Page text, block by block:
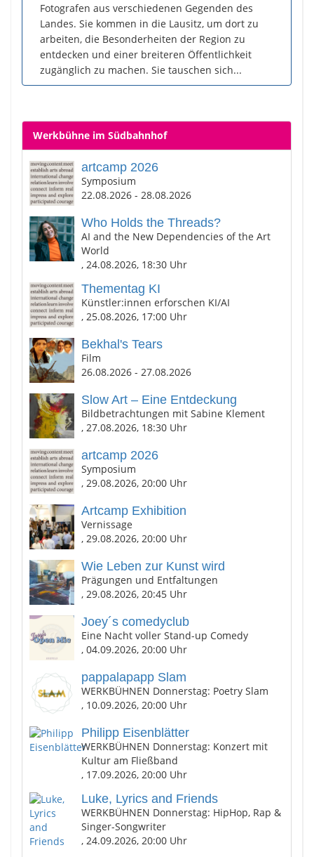
Fotografen aus verschiedenen Gegenden des
Landes. Sie kommen in die Lausitz, um dort zu
arbeiten, die Besonderheiten der Region zu
entdecken und einer breiteren Öffentlichkeit
zugänglich zu machen. Sie tauschen sich...
Werkbühne im Südbahnhof
artcamp 2026
Symposium
22.08.2026 - 28.08.2026
Who Holds the Threads?
AI and the New Dependencies of the Art
World
, 24.08.2026, 18:30 Uhr
Thementag KI
Künstler:innen erforschen KI/AI
, 25.08.2026, 17:00 Uhr
Bekhal's Tears
Film
26.08.2026 - 27.08.2026
Slow Art – Eine Entdeckung
Bildbetrachtungen mit Sabine Klement
, 27.08.2026, 18:30 Uhr
artcamp 2026
Symposium
, 29.08.2026, 20:00 Uhr
Artcamp Exhibition
Vernissage
, 29.08.2026, 20:00 Uhr
Wie Leben zur Kunst wird
Prägungen und Entfaltungen
, 29.08.2026, 20:45 Uhr
Joey´s comedyclub
Eine Nacht voller Stand-up Comedy
, 04.09.2026, 20:00 Uhr
pappalapapp Slam
WERKBÜHNEN Donnerstag: Poetry Slam
, 10.09.2026, 20:00 Uhr
Philipp Eisenblätter
WERKBÜHNEN Donnerstag: Konzert mit
Kultur am Fließband
, 17.09.2026, 20:00 Uhr
Luke, Lyrics and Friends
WERKBÜHNEN Donnerstag: HipHop, Rap &
Singer-Songwriter
, 24.09.2026, 20:00 Uhr